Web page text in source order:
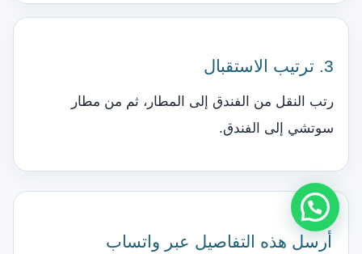
3. ترتيب الاستقبال
رتب النقل من الفندق إلى المطار، ثم من مطار
سوتشي إلى الفندق.
أرسل هذه التفاصيل عبر واتساب